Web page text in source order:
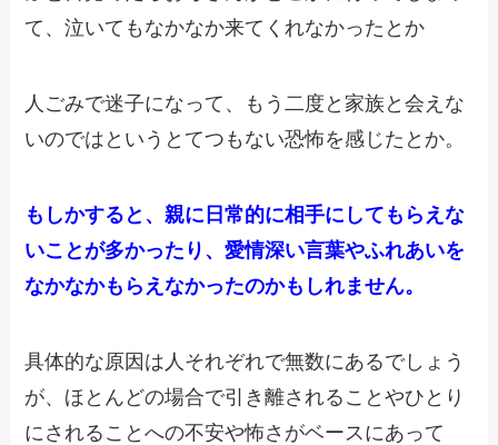
て、泣いてもなかなか来てくれなかったとか
人ごみで迷子になって、もう二度と家族と会えな
いのではという とてつもない恐怖を感じたとか。
もしかすると、親に日常的に相手にしてもらえな
いことが多かったり、愛情深い言葉やふれあいを
なかなかもらえなかったのかもしれません。
具体的な原因は人それぞれで無数にあるでしょう
が、 ほとんどの場合で引き離されることやひとり
にされることへの不安や怖さがベースにあって